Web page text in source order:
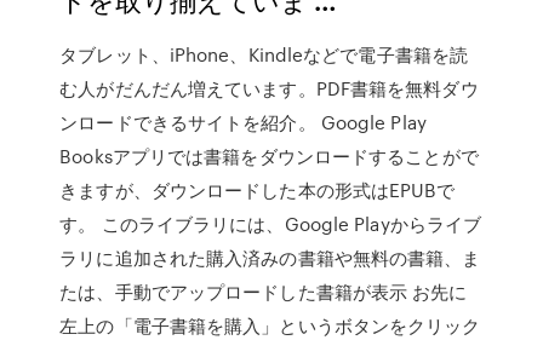
タブレット、iPhone、Kindleなどで電子書籍を読
む人がだんだん増えています。PDF書籍を無料ダウ
ンロードできるサイトを紹介。 Google Play
Booksアプリでは書籍をダウンロードすることがで
きますが、ダウンロードした本の形式はEPUBで
す。 このライブラリには、Google Playからライブ
ラリに追加された購入済みの書籍や無料の書籍、ま
たは、手動でアップロードした書籍が表示 お先に
左上の「電子書籍を購入」というボタンをクリック